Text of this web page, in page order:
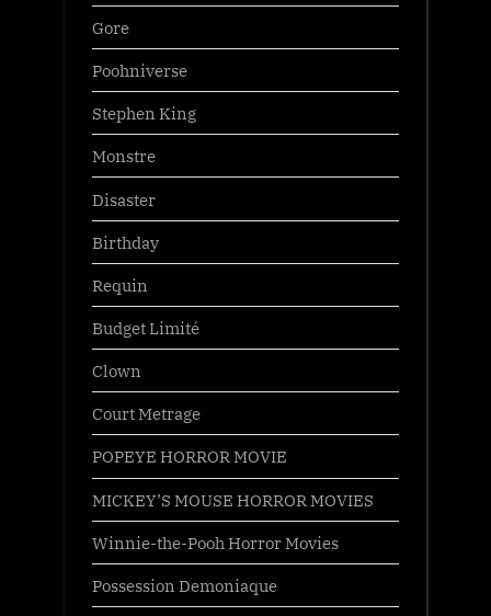
Gore
Poohniverse
Stephen King
Monstre
Disaster
Birthday
Requin
Budget Limité
Clown
Court Metrage
POPEYE HORROR MOVIE
MICKEY’S MOUSE HORROR MOVIES
Winnie-the-Pooh Horror Movies
Possession Demoniaque